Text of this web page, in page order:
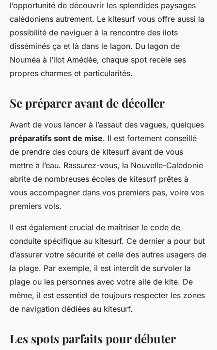
l’opportunité de découvrir les splendides paysages
calédoniens autrement. Le kitesurf vous offre aussi la
possibilité de naviguer à la rencontre des ilots
disséminés ça et là dans le lagon. Du lagon de
Nouméa à l’ilot Amédée, chaque spot recèle ses
propres charmes et particularités.
Se préparer avant de décoller
Avant de vous lancer à l’assaut des vagues, quelques
préparatifs sont de mise. Il est fortement conseillé
de prendre des cours de kitesurf avant de vous
mettre à l’eau. Rassurez-vous, la Nouvelle-Calédonie
abrite de nombreuses écoles de kitesurf prêtes à
vous accompagner dans vos premiers pas, voire vos
premiers vols.
Il est également crucial de maîtriser le code de
conduite spécifique au kitesurf. Ce dernier a pour but
d’assurer votre sécurité et celle des autres usagers de
la plage. Par exemple, il est interdit de survoler la
plage ou les personnes avec votre aile de kite. De
même, il est essentiel de toujours respecter les zones
de navigation dédiées au kitesurf.
Les spots parfaits pour débuter